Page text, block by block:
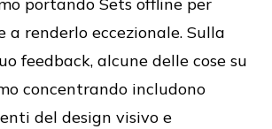
a renderlo eccezionale. Sulla
feedback, alcune delle cose su
concentrando includono
del design visivo e